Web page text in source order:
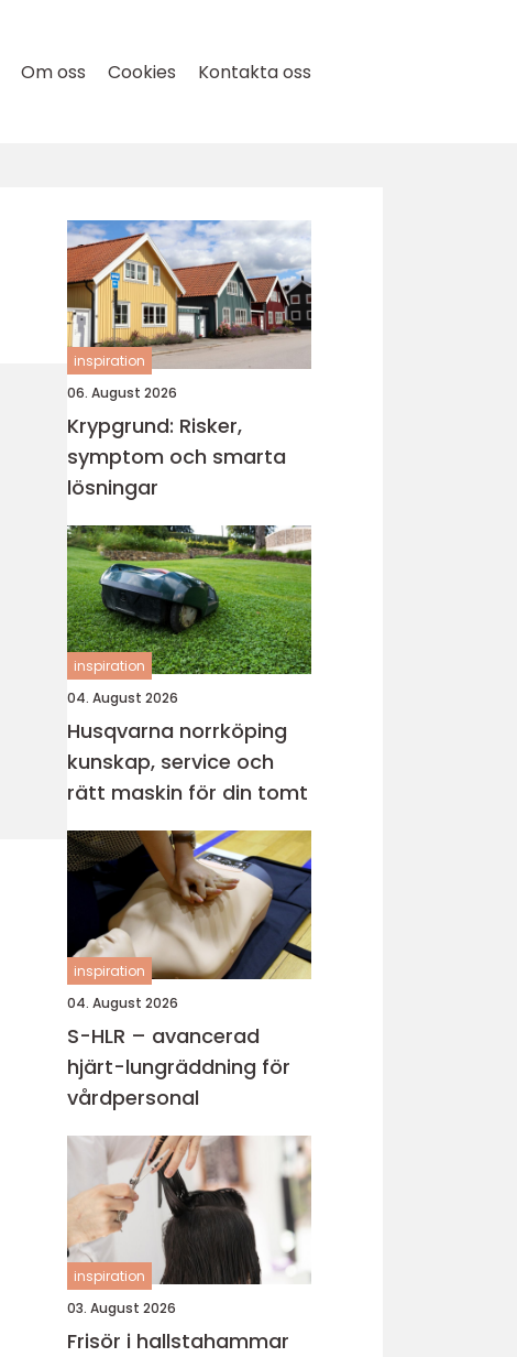
Om oss Cookies Kontakta oss
inspiration
06. August 2026
Krypgrund: Risker,
symptom och smarta
lösningar
inspiration
04. August 2026
Husqvarna norrköping
kunskap, service och
rätt maskin för din tomt
inspiration
04. August 2026
S-HLR – avancerad
hjärt-lungräddning för
vårdpersonal
inspiration
03. August 2026
Frisör i hallstahammar